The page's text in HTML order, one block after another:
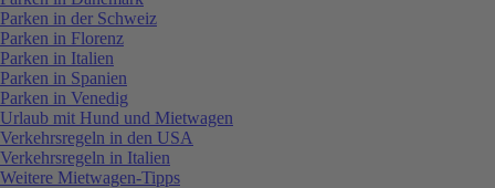
Parken in der Schweiz
Parken in Florenz
Parken in Italien
Parken in Spanien
Parken in Venedig
Urlaub mit Hund und Mietwagen
Verkehrsregeln in den USA
Verkehrsregeln in Italien
Weitere Mietwagen-Tipps